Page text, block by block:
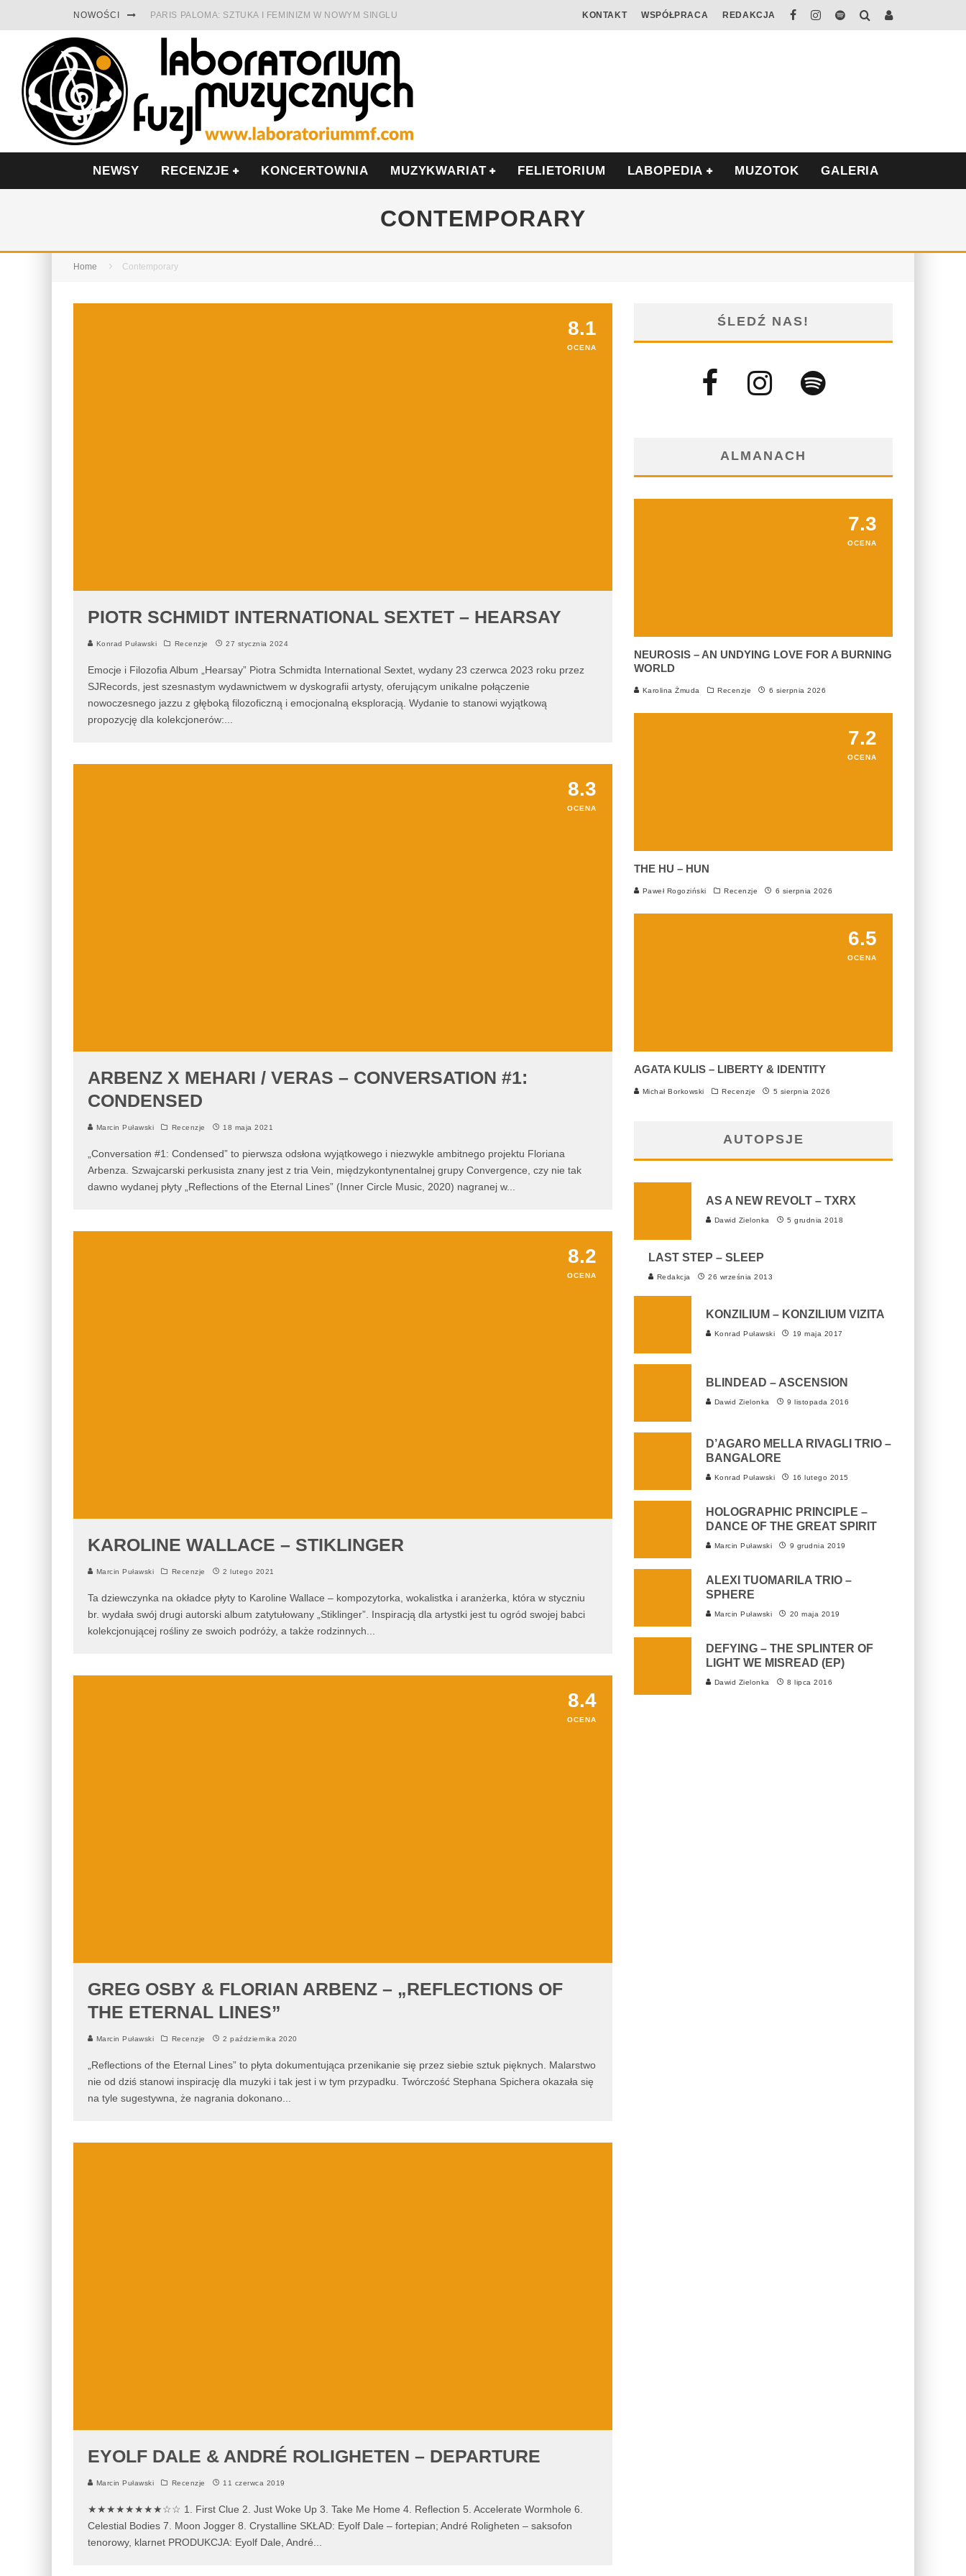
NOWOŚCI PARIS PALOMA: SZTUKA I FEMINIZM W NOWYM SINGLU
CINNAMON GUM MIĘDZY SOULEM A PAMIĘCIĄ
FRANCUSKI PROG METAL WEDŁUG DUALISIS
LESZEK KUŁAKOWSKI NAGRAŁ JAZZFONIĘ O POLSCE
KONTAKT WSPÓŁPRACA REDAKCJA
NEWSY RECENZJE KONCERTOWNIA MUZYKWARIAT FELIETORIUM LABOPEDIA MUZOTOK GALERIA
CONTEMPORARY
Home Contemporary
8.1
OCENA
PIOTR SCHMIDT INTERNATIONAL SEXTET – HEARSAY
Konrad Puławski Recenzje 27 stycznia 2024
Emocje i Filozofia Album „Hearsay” Piotra Schmidta International Sextet, wydany 23 czerwca 2023 roku przez
SJRecords, jest szesnastym wydawnictwem w dyskografii artysty, oferującym unikalne połączenie
nowoczesnego jazzu z głęboką filozoficzną i emocjonalną eksploracją. Wydanie to stanowi wyjątkową
propozycję dla kolekcjonerów:
8.3
OCENA
ARBENZ X MEHARI / VERAS – CONVERSATION #1:
CONDENSED
Marcin Puławski Recenzje 18 maja 2021
„Conversation #1: Condensed” to pierwsza odsłona wyjątkowego i niezwykle ambitnego projektu Floriana
Arbenza. Szwajcarski perkusista znany jest z tria Vein, międzykontynentalnej grupy Convergence, czy nie tak
dawno wydanej płyty „Reflections of the Eternal Lines” (Inner Circle Music, 2020) nagranej w...
8.2
OCENA
KAROLINE WALLACE – STIKLINGER
Marcin Puławski Recenzje 2 lutego 2021
Ta dziewczynka na okładce płyty to Karoline Wallace – kompozytorka, wokalistka i aranżerka, która w styczniu
br. wydała swój drugi autorski album zatytułowany „Stiklinger”. Inspiracją dla artystki jest tu ogród swojej babci
kolekcjonującej rośliny ze swoich podróży, a także rodzinnych
8.4
OCENA
GREG OSBY & FLORIAN ARBENZ – „REFLECTIONS OF
THE ETERNAL LINES”
Marcin Puławski Recenzje 2 października 2020
„Reflections of the Eternal Lines” to płyta dokumentująca przenikanie się przez siebie sztuk pięknych. Malarstwo
nie od dziś stanowi inspirację dla muzyki i tak jest i w tym przypadku. Twórczość Stephana Spichera okazała się
na tyle sugestywna, że nagrania dokonano
EYOLF DALE & ANDRÉ ROLIGHETEN – DEPARTURE
Marcin Puławski Recenzje 11 czerwca 2019
★★★★★★★★☆☆ 1. First Clue 2. Just Woke Up 3. Take Me Home 4. Reflection 5. Accelerate Wormhole 6.
Celestial Bodies 7. Moon Jogger 8. Crystalline SKŁAD: Eyolf Dale – fortepian; André Roligheten – saksofon
tenorowy, klarnet PRODUKCJA: Eyolf Dale, André
ŚLEDŹ NAS!
ALMANACH
7.3
OCENA
NEUROSIS – AN UNDYING LOVE FOR A BURNING
WORLD
Karolina Żmuda Recenzje 6 sierpnia 2026
7.2
OCENA
THE HU – HUN
Paweł Rogoziński Recenzje 6 sierpnia 2026
6.5
OCENA
AGATA KULIS – LIBERTY & IDENTITY
Michał Borkowski Recenzje 5 sierpnia 2026
AUTOPSJE
AS A NEW REVOLT – TXRX
Dawid Zielonka 5 grudnia 2018
LAST STEP – SLEEP
Redakcja 26 września 2013
KONZILIUM – KONZILIUM VIZITA
Konrad Puławski 19 maja 2017
BLINDEAD – ASCENSION
Dawid Zielonka 9 listopada 2016
D’AGARO MELLA RIVAGLI TRIO –
BANGALORE
Konrad Puławski 16 lutego 2015
HOLOGRAPHIC PRINCIPLE –
DANCE OF THE GREAT SPIRIT
Marcin Puławski 9 grudnia 2019
ALEXI TUOMARILA TRIO –
SPHERE
Marcin Puławski 20 maja 2019
DEFYING – THE SPLINTER OF
LIGHT WE MISREAD (EP)
Dawid Zielonka 8 lipca 2016